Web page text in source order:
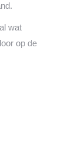
wat
op de